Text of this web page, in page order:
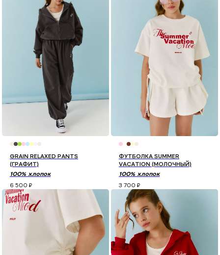
GRAIN RELAXED PANTS
(ГРАФИТ)
100% хлопок
6 500 ₽
ФУТБОЛКА SUMMER
VACATION (МОЛОЧНЫЙ)
100% хлопок
3 700 ₽